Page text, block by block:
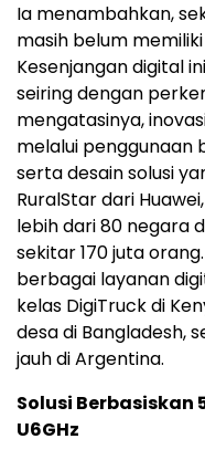
Ia menambahkan,
masih belum
Kesenjangan digital
seiring dengan
mengatasinya,
melalui penggunaan
serta desain solusi
RuralStar dari
lebih dari 80 negara
sekitar 170 juta
berbagai layanan
kelas DigiTruck di
desa di Bangladesh,
jauh di Argentina.
Solusi Berbasiskan
U6GHz